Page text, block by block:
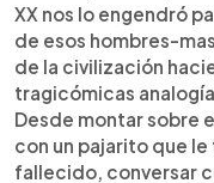
XX nos lo engendró
de esos hombres-
de la civilización
tragicómicas
Desde montar sobre
con un pajarito que
fallecido, conversar